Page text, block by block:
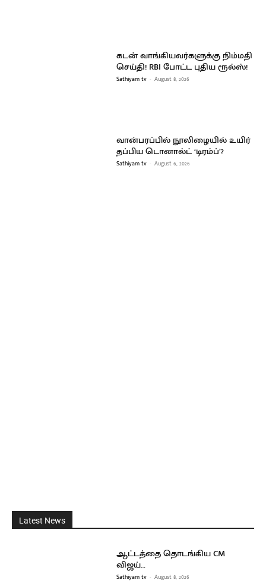
கடன் வாங்கியவர்களுக்கு நிம்மதி
செய்தி! RBI போட்ட புதிய ரூல்ஸ்!
Sathiyam tv - August 8, 2026
வான்பரப்பில் நூலிழையில் உயிர்
தப்பிய டொனால்ட் ‘டிரம்ப்’?
Sathiyam tv - August 6, 2026
Latest News
ஆட்டத்தை தொடங்கிய CM
விஜய்…
Sathiyam tv - August 8, 2026